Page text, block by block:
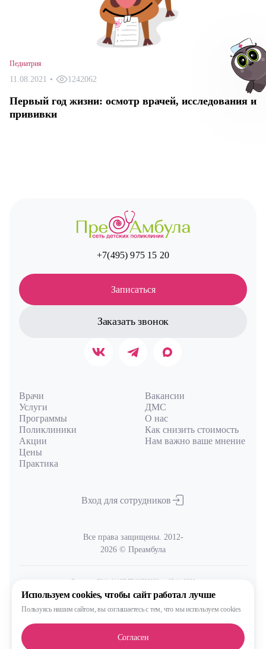
Педиатрия
11.08.2021 • 1242062
Первый год жизни: осмотр врачей, исследования и
прививки
+7(495) 975 15 20
Записаться
Заказать звонок
Врачи
Услуги
Программы
Поликлиники
Акции
Цены
Практика
Вакансии
ДМС
О нас
Как снизить стоимость
Нам важно ваше мнение
Вход для сотрудников
Все права защищены. 2012-
2026 © Преамбула
Лицензия Л041-01137-77/00590289 от 05.11.2020
выдана Министерством здравоохранения Московской области
Сделано, конечно, в MAX
Используем cookies, чтобы сайт работал лучше
Пользуясь нашим сайтом,вы соглашаетесь с тем, что мы используем cookies
Согласен